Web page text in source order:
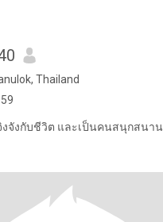
Thailand
จังกับชีวิต และเป็นคนสนุกสนาน